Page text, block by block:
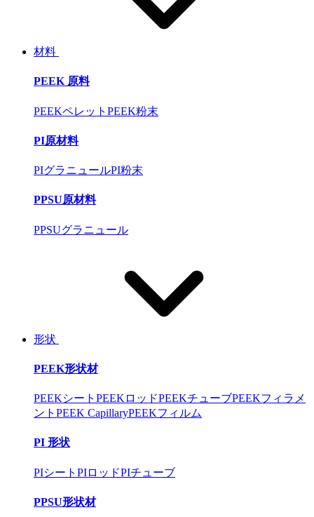
材料
PEEK 原料
PEEKペレット PEEK粉末
PI原材料
PIグラニュールPI粉末
PPSU原材料
PPSUグラニュール
形状
PEEK形状材
PEEKシート PEEKロッドPEEKチューブPEEKフィラメ
ント PEEK CapillaryPEEKフィルム
PI 形状
PIシート PIロッドPIチューブ
PPSU形状材